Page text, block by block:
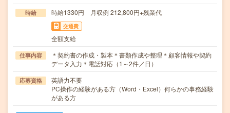
時給 時給1330円 月収例 212,800円+残業代
交通費
全額支給
仕事内容
＊契約書の作成・製本＊書類作成や整理＊顧客情報や契約
データ入力＊電話対応（1～2件／日）
応募資格
英語力不要
PC操作の経験がある方（Word・Excel）何らかの事務経験
がある方